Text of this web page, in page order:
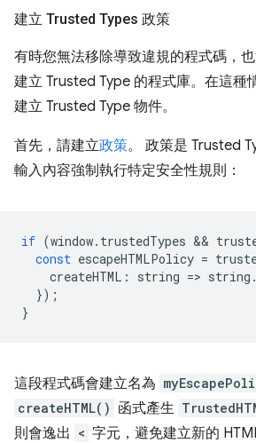
建立 Trusted Types 政策
有時您無法移除導致違規的程式碼，
建立 Trusted Type 的程式庫。在這種
建立 Trusted Type 物件。
首先，請建立政策。 政策是 Trusted
輸入內容強制執行特定安全性規則：
if (window. trustedTypes &&
const escapeHTMLPolicy =
createHTML : string => string .
});
}
這段程式碼會建立名為
createHTML() 函式產生
則會逸出 < 字元，避免建立新的